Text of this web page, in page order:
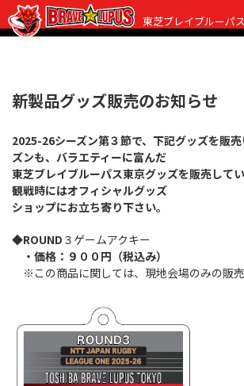
東芝ブレイブルーパ
チケット グッズ ファンクラ
観戦ガイド
初めての観戦
ラグビーって何？
会場紹介
クラブからのお願い
ニュース
試合日程・結果
選手・スタッフ
選手
スタッフ
マスコット
クラブ情報
クラブ情報
株式会社 ブレイブルーパス東京概要
株式会社 チームの歴史
地域貢献活動
アカデミー
InstagramX
新製品グッズ販売のお知らせ
2025-26シーズン第３節で、下記グッズを販
ズンも、バラエティーに富んだ
東芝ブレイブルーパス東京グッズを販売して
観戦時にはオフィシャルグッズ
ショップにお立ち寄り下さい。
◆ROUND ３ゲームアクキー
・価格：９００円（税込み）
※この商品に関しては、現地会場のみの販